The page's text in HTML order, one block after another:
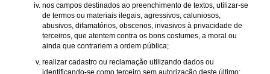
nos campos destinados ao preenchimento de textos, utilizar-se
de termos ou materiais ilegais, agressivos, caluniosos,
abusivos, difamatórios, obscenos, invasivos à privacidade de
terceiros, que atentem contra os bons costumes, a moral ou
ainda que contrariem a ordem pública;
realizar cadastro ou reclamação utilizando dados ou
identificando-se como terceiro sem autorização deste último;